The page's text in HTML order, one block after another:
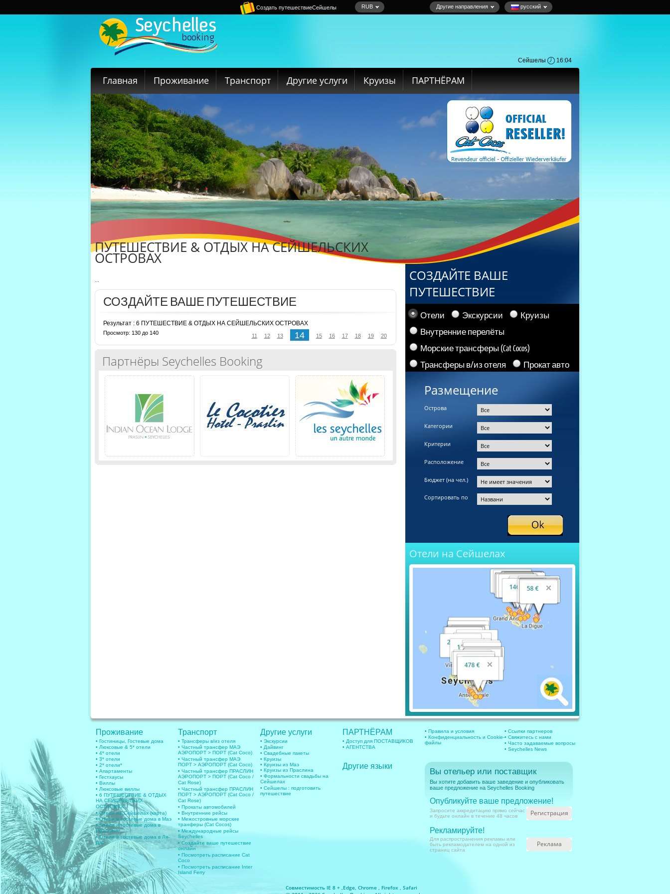
Создать путешествиеСейшелы RUB Другие направления русский
Сейшелы 16:04
Главная Проживание Транспорт Другие услуги Круизы ПАРТНЁРАМ
ПУТЕШЕСТВИЕ & ОТДЫХ НА СЕЙШЕЛЬСКИХ
ОСТРОВАХ
...
СОЗДАЙТЕ ВАШЕ ПУТЕШЕСТВИЕ
Результат : 6 ПУТЕШЕСТВИЕ & ОТДЫХ НА СЕЙШЕЛЬСКИХ ОСТРОВАХ
11 12 13 14 15 16 17 18 19 20
Просмотр: 130 до 140
Партнёры Seychelles Booking
СОЗДАЙТЕ ВАШЕ
ПУТЕШЕСТВИЕ
Отели Экскурсии
Круизы
Внутренние перелёты
Морские трансферы (Cat Cocos)
Трансферы в/из отеля
Прокат авто
Размещение
Острова
Категории
Критерии
Расположение
Бюджет (на чел.)
Сортировать по
Отели на Сейшелах
Проживание
• Гостиницы, Гостевые дома
• Люксовые & 5* отели
• 4* отели
• 3* отели
• 2* отели*
• Апартаменты
• Гестхаусы
• Виллы
• Люксовые виллы
• 6 ПУТЕШЕСТВИЕ & ОТДЫХ
НА СЕЙШЕЛЬСКИХ
ОСТРОВАХ
• Отели на Сейшелах (карта)
• Отели и гостевые дома в Маэ
• Отели и гостевые дома в
Праслине
• Отели и гостевые дома в Ля-
Диг
Транспорт
• Трансферы в/из отеля
• Частный трансфер МАЭ
АЭРОПОРТ > ПОРТ (Cat Coco)
• Частный трансфер МАЭ
ПОРТ > АЭРОПОРТ (Cat Coco)
• Частный трансфер ПРАСЛИН
АЭРОПОРТ > ПОРТ (Cat Coco /
Cat Rose)
• Частный трансфер ПРАСЛИН
ПОРТ > АЭРОПОРТ (Cat Coco /
Cat Rose)
• Прокаты автомобилей
• Внутренние рейсы
• Межостровные морские
транферы (Cat Cocos)
• Международные рейсы
Seychelles
• Создайте ваше путешествие
онлайн
• Посмотреть расписание Cat
Coco
• Посмотреть расписание Inter
Island Ferry
Другие услуги
• Экскурсии
• Дайвинг
• Свадебные пакеты
• Круизы
• Круизы из Маэ
• Круизы из Праслина
• Формальности свадьбы на
Сейшелах
• Сейшелы : подготовить
путешествие
ПАРТНЁРАМ
• Доступ для ПОСТАВЩИКОВ
• АГЕНТСТВА
Другие языки
• Правила и условия
• Конфиденциальность и Cookie-
файлы
• Ссылки партнеров
• Свяжитесь с нами
• Часто задаваемые вопросы
• Seychelles News
Вы отельер или поставщик
Вы хотите добавить ваше заведение и опубликовать
ваше предложение на Seychelles Booking
Опубликуйте ваше предложение!
Запросите аккредитацию прямо сейчас
и будьте онлайн в течение 48 часов
Регистрация
Рекламируйте!
Для распространения рекламы или
быть рекламодателем на одной из
страниц сайта
Реклама
Совместимость IE 8 + ,Edge, Chrome , Firefox , Safari